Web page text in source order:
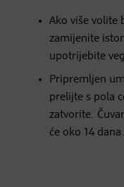
Ako više volite
zamijenite
upotrijebite
Pripremljen
prelijte s pola
zatvorite.
će oko 14 dana.